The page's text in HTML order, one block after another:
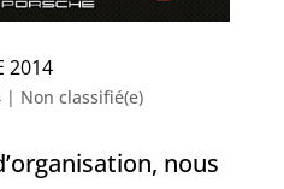
2014
| Non classifié(e)
nous